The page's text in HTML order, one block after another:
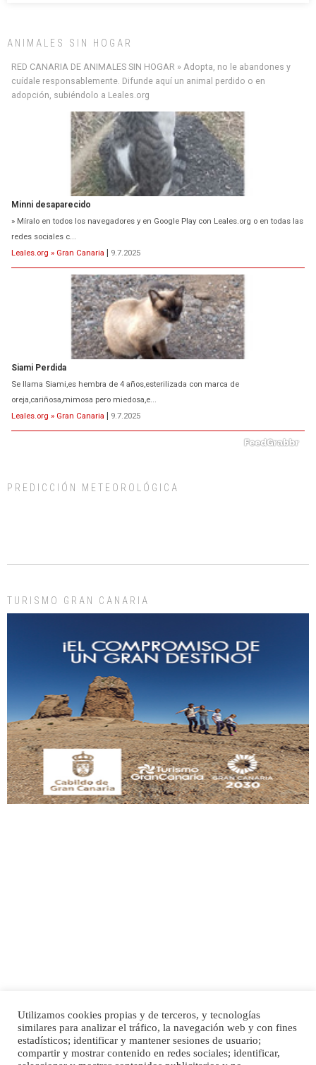
ANIMALES SIN HOGAR
RED CANARIA DE ANIMALES SIN HOGAR » Adopta, no le abandones y
cuídale responsablemente. Difunde aquí un animal perdido o en
adopción, subiéndolo a Leales.org
Minni desaparecido
» Míralo en todos los navegadores y en Google Play con Leales.org o en todas las
redes sociales c...
Leales.org » Gran Canaria | 9.7.2025
Siami Perdida
Se llama Siami,es hembra de 4 años,esterilizada con marca de
oreja,cariñosa,mimosa pero miedosa,e...
Leales.org » Gran Canaria | 9.7.2025
días, ella incluida...
Gato manso encontrado
Este gato macho ha aparecido en la calle hace menos de un mes, es muy
manso y extremadamente cari...
Leales.org » Gran Canaria | 9.7.2025
SHIBA PERDIDO AVDA JOSE MESA Y LOPEZ
PERRO MACHO RAZA SHIBA CON MICROCHIP PERDIDO HOY 06/07/2025 ZONA
MESA Y LOPEZ. ES MUY ASUSTADIZO
PREDICCIÓN METEOROLÓGICA
TURISMO GRAN CANARIA
Inicio Publicidad
Política de privacidad
Aviso Legal
Cláusula de Cookies
Utilizamos cookies propias y de terceros, y tecnologías
similares para analizar el tráfico, la navegación web y con fines
estadísticos; identificar y mantener sesiones de usuario;
compartir y mostrar contenido en redes sociales; identificar,